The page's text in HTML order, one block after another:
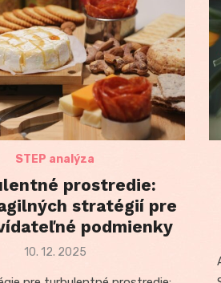
STEP analýza
prostredie:
stratégií pre
podmienky
Posted
10. 12. 2025